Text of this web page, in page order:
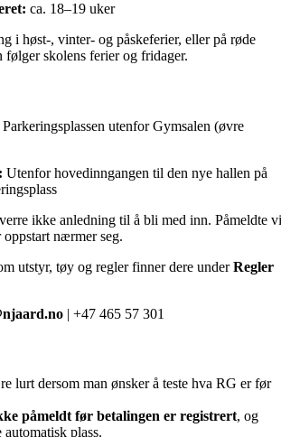
ca. 18–19 uker
i høst-, vinter- og påskeferier, eller på røde
følger skolens ferier og fridager.
Parkeringsplassen utenfor Gymsalen (øvre
Utenfor hovedinngangen til den nye hallen på
ikke anledning til å bli med inn. Påmeldte
nærmer seg.
utstyr, tøy og regler finner dere underRegler
| +47 465 57 301
lurt dersom man ønsker å teste hva RG er før
påmeldt før betalingen er registrert, og
plass.